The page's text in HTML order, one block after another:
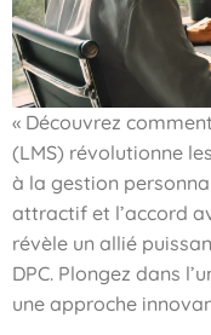
« Découvrez
(LMS) révolutionne
à la gestion
attractif et l’accord
révèle un allié
DPC. Plongez dans
une approche